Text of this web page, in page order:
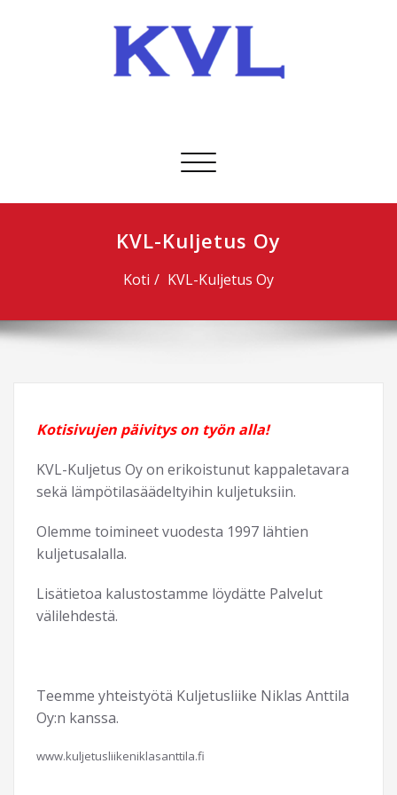
Avaa/sulje
KVL-Kuljetus Oy
Koti KVL-Kuljetus Oy
Kotisivujen päivitys on työn alla!
KVL-Kuljetus Oy on erikoistunut kappaletavara
sekä lämpötilasäädeltyihin kuljetuksiin.
Olemme toimineet vuodesta 1997 lähtien
kuljetusalalla.
Lisätietoa kalustostamme löydätte Palvelut
välilehdestä.
Teemme yhteistyötä Kuljetusliike Niklas Anttila
Oy:n kanssa.
www.kuljetusliikeniklasanttila.fi